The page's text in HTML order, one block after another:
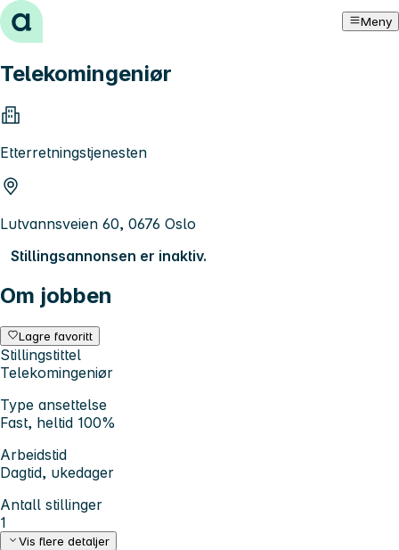
Hopp til innhold Meny
Telekomingeniør
Etterretningstjenesten
Lutvannsveien 60, 0676 Oslo
Stillingsannonsen er inaktiv.
Om jobben
Lagre favoritt
Stillingstittel
Telekomingeniør
Type ansettelse
Fast, heltid 100%
Arbeidstid
Dagtid, ukedager
Antall stillinger
1
Vis flere detaljer